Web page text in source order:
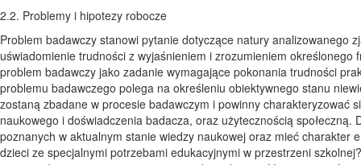
2.2. Problemy i hipotezy robocze
Problem badawczy stanowi pytanie dotyczące natury analizowanego
uświadomienie trudności z wyjaśnieniem i zrozumieniem
problem badawczy jako zadanie wymagające pokonania trudności
problemu badawczego polega na określeniu obiektywnego stanu
zostaną zbadane w procesie badawczym i powinny charakteryzować
naukowego i doświadczenia badacza, oraz użytecznością
poznanych w aktualnym stanie wiedzy naukowej oraz mieć charakter
dzieci ze specjalnymi potrzebami edukacyjnymi w przestrzeni